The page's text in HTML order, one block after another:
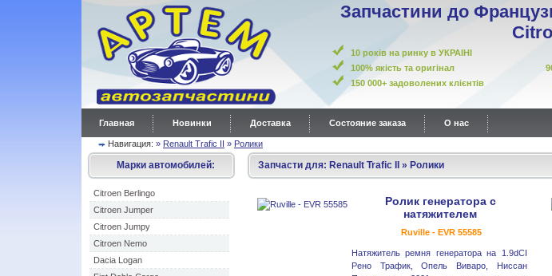
Запчастини до
10 років на ринку в
100% якість та оригінал 90%
150 000+ задоволених клієнтів
Главная Новинки Доставка Состояние заказа О нас
Навигация: » Renault Trafic II » Ролики
Марки автомобилей:
Citroen Berlingo
Citroen Jumper
Citroen Jumpy
Citroen Nemo
Dacia Logan
Запчасти для: Renault Trafic II » Ролики
Ролик генератора с
натяжителем
Ruville - EVR 55585
Натяжитель ремня генератора на 1.9dCI
Рено Трафик, Опель Виваро, Ниссан